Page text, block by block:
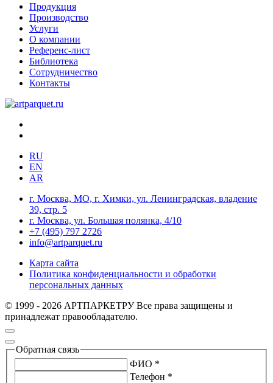
Продукция
Производство
Услуги
О компании
Референс-лист
Библиотека
Сотрудничество
Контакты
RU
EN
AR
г. Москва, МО, г. Химки, ул. Ленинградская, владение
39, стр. 5
г. Москва, ул. Большая полянка, 4/10
+7 (495) 797 2726
info@artparquet.ru
Карта сайта
Политика конфиденциальности и обработки
персональных данных
© 1999 - 2026 АРТПАРКЕТРУ Все права защищены и
принадлежат правообладателю.
Обратная связь
ФИО *
Телефон *